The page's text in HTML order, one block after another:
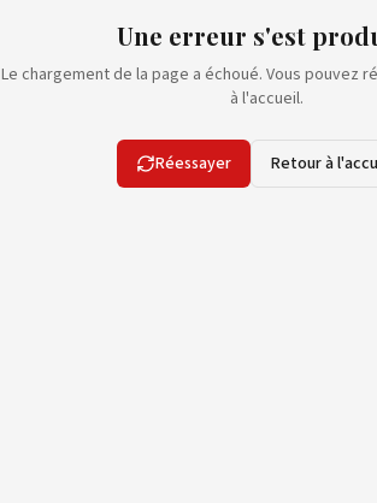
Une erreur s'est
Le chargement de la page a échoué. Vous pouvez
à l'accueil.
Réessayer Retour à